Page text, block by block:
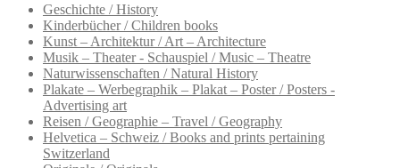
Geschichte / History
Kinderbücher / Children books
Kunst – Architektur / Art – Architecture
Musik – Theater - Schauspiel / Music – Theatre
Naturwissenschaften / Natural History
Plakate – Werbegraphik – Plakat – Poster / Posters -
Advertising art
Reisen / Geographie – Travel / Geography
Helvetica – Schweiz / Books and prints pertaining
Switzerland